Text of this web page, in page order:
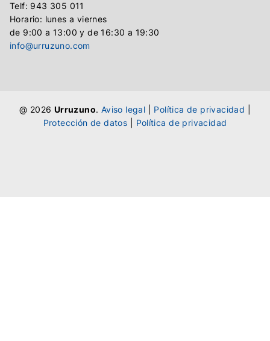
Telf: 943 305 011
Horario: lunes a viernes
de 9:00 a 13:00 y de 16:30 a 19:30
info@urruzuno.com
@ 2026 Urruzuno. Aviso legal Política de privacidad
Protección de datos
Política de privacidad